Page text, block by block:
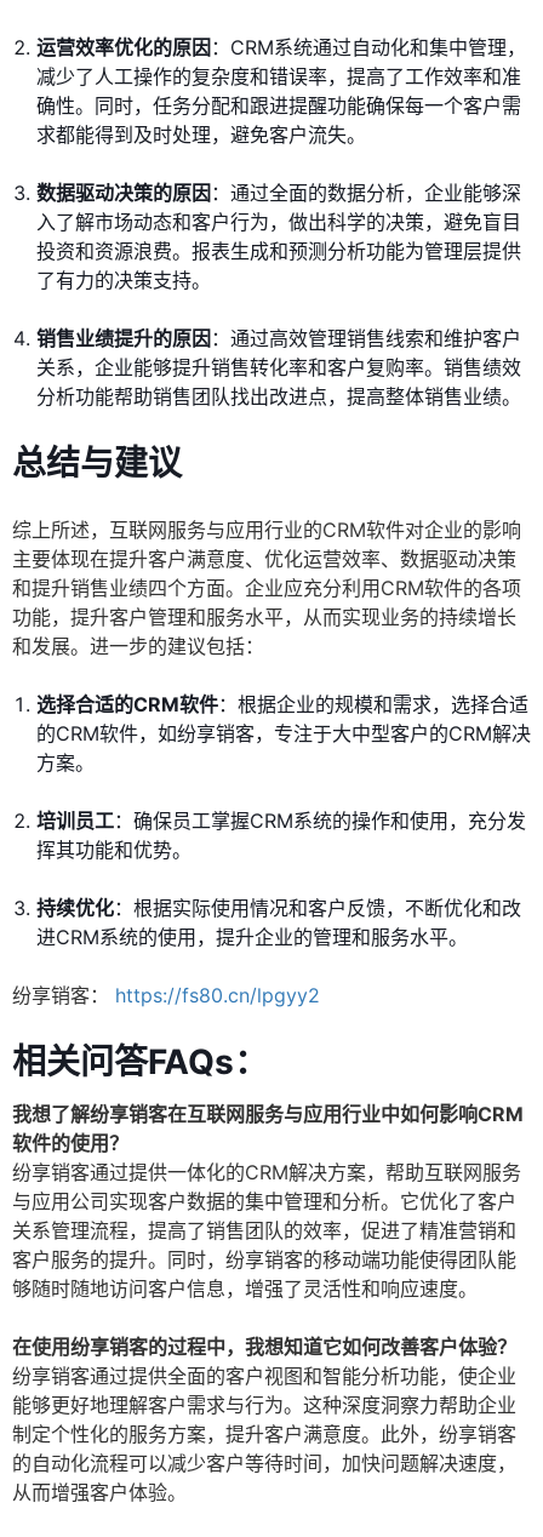
运营效率优化的原因 ：CRM系统通过自动化和集中管理，
减少了人工操作的复杂度和错误率，提高了工作效率和准
确性。同时，任务分配和跟进提醒功能确保每一个客户需
求都能得到及时处理，避免客户流失。
数据驱动决策的原因 ：通过全面的数据分析，企业能够深
入了解市场动态和客户行为，做出科学的决策，避免盲目
投资和资源浪费。报表生成和预测分析功能为管理层提供
了有力的决策支持。
销售业绩提升的原因 ：通过高效管理销售线索和维护客户
关系，企业能够提升销售转化率和客户复购率。销售绩效
分析功能帮助销售团队找出改进点，提高整体销售业绩。
总结与建议
综上所述，互联网服务与应用行业的CRM软件对企业的影响
主要体现在提升客户满意度、优化运营效率、数据驱动决策
和提升销售业绩四个方面。企业应充分利用CRM软件的各项
功能，提升客户管理和服务水平，从而实现业务的持续增长
和发展。进一步的建议包括：
选择合适的CRM软件：根据企业的规模和需求，选择合适
的CRM软件，如纷享销客，专注于大中型客户的CRM解决
方案。
培训员工：确保员工掌握CRM系统的操作和使用，充分发
挥其功能和优势。
持续优化：根据实际使用情况和客户反馈，不断优化和改
进CRM系统的使用，提升企业的管理和服务水平。
纷享销客： https://fs80.cn/lpgyy2
相关问答FAQs：
我想了解纷享销客在互联网服务与应用行业中如何影响CRM
软件的使用？
纷享销客通过提供一体化的CRM解决方案，帮助互联网服务
与应用公司实现客户数据的集中管理和分析。它优化了客户
关系管理流程，提高了销售团队的效率，促进了精准营销和
客户服务的提升。同时，纷享销客的移动端功能使得团队能
够随时随地访问客户信息，增强了灵活性和响应速度。
在使用纷享销客的过程中，我想知道它如何改善客户体验？
纷享销客通过提供全面的客户视图和智能分析功能，使企业
能够更好地理解客户需求与行为。这种深度洞察力帮助企业
制定个性化的服务方案，提升客户满意度。此外，纷享销客
的自动化流程可以减少客户等待时间，加快问题解决速度，
从而增强客户体验。